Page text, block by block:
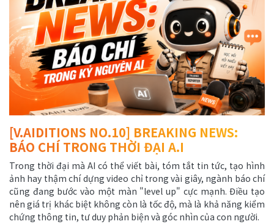
[V.AIDITIONS NO.10] BREAKING NEWS:
BÁO CHÍ TRONG THỜI ĐẠI A.I
Trong thời đại mà AI có thể viết bài, tóm tắt tin tức, tạo hình
ảnh hay thậm chí dựng video chỉ trong vài giây, ngành báo chí
cũng đang bước vào một màn "level up" cực mạnh. Điều tạo
nên giá trị khác biệt không còn là tốc độ, mà là khả năng kiểm
chứng thông tin, tư duy phản biện và góc nhìn của con người.